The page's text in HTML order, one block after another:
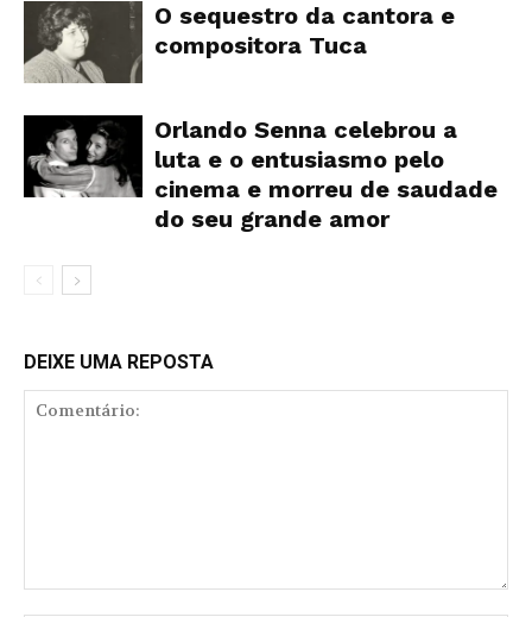
O sequestro da cantora e
compositora Tuca
Orlando Senna celebrou a
luta e o entusiasmo pelo
cinema e morreu de saudade
do seu grande amor
DEIXE UMA REPOSTA